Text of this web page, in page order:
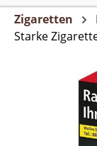
Zigaretten
Starke